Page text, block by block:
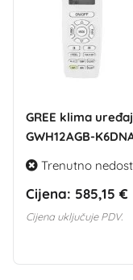
GREE klima
GWH12AGB-
Trenutno
Cijena: 585,15 €
Cijena uključuje PDV.